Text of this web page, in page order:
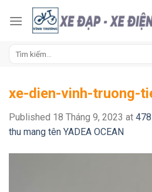
xe-dien-vinh-truong-
Published 18 Tháng 9, 2023 at
thu mang tên YADEA OCEAN